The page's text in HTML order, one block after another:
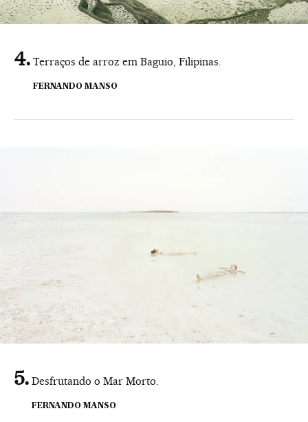
Terraços de arroz em Baguio, Filipinas.
FERNANDO MANSO
Desfrutando o Mar Morto.
FERNANDO MANSO